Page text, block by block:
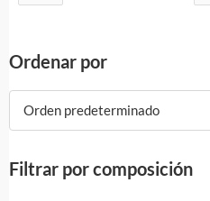
Ordenar por
Orden predeterminado
Filtrar por composición